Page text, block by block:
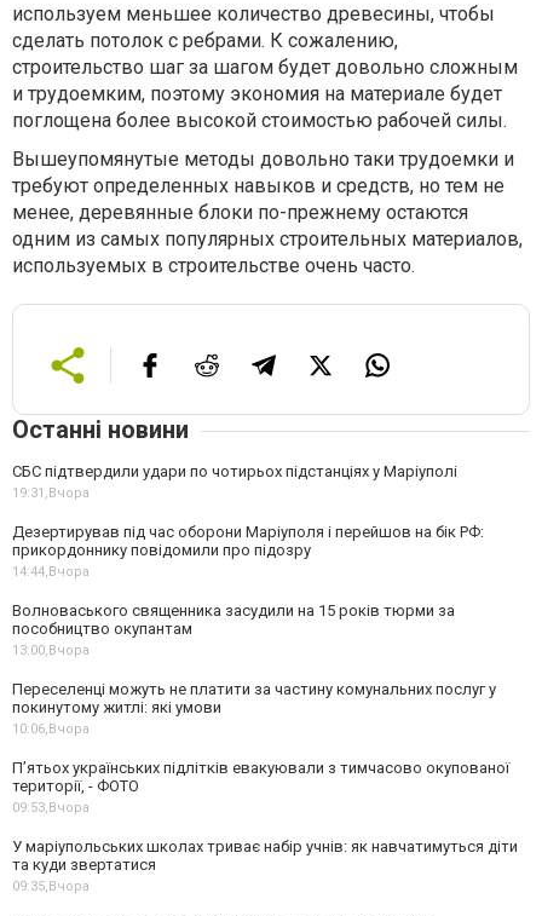
используем меньшее количество древесины, чтобы
сделать потолок с ребрами. К сожалению,
строительство шаг за шагом будет довольно сложным
и трудоемким, поэтому экономия на материале будет
поглощена более высокой стоимостью рабочей силы.
Вышеупомянутые методы довольно таки трудоемки и
требуют определенных навыков и средств, но тем не
менее, деревянные блоки по-прежнему остаются
одним из самых популярных строительных материалов,
используемых в строительстве очень часто.
Останні новини
СБС підтвердили удари по чотирьох підстанціях у Маріуполі
19:31,Вчора
Дезертирував під час оборони Маріуполя і перейшов на бік РФ:
прикордоннику повідомили про підозру
14:44,Вчора
Волноваського священника засудили на 15 років тюрми за
пособництво окупантам
13:00,Вчора
Переселенці можуть не платити за частину комунальних послуг у
покинутому житлі: які умови
10:06,Вчора
П’ятьох українських підлітків евакуювали з тимчасово окупованої
території, - ФОТО
09:53,Вчора
У маріупольських школах триває набір учнів: як навчатимуться діти
та куди звертатися
09:35,Вчора